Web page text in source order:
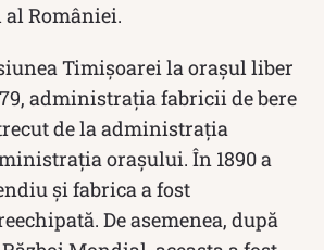
României.
Timișoarei la orașul liber
administrația fabricii de bere
de la administrația
orașului. În 1890 a
și fabrica a fost
De asemenea, după